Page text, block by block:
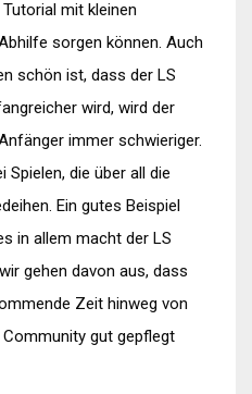
mit kleinen
sorgen können. Auch
schön ist, dass der LS
wird, wird der
immer schwieriger.
die über all die
Ein gutes Beispiel
in allem macht der LS
gehen davon aus, dass
Zeit hinweg von
gut gepflegt